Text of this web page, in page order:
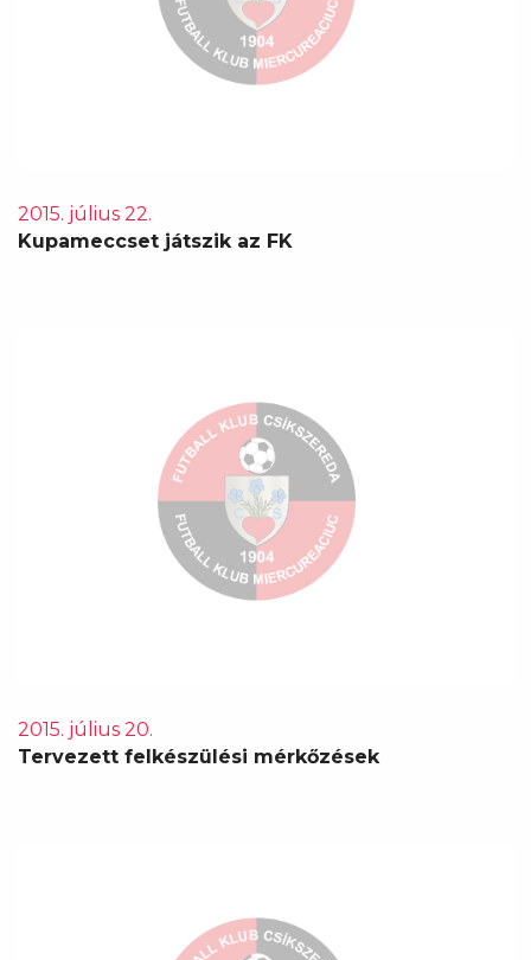
2015. július 22.
Kupameccset játszik az FK
2015. július 20.
Tervezett felkészülési mérkőzések